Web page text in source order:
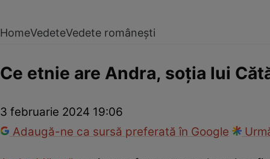
HomeVedeteVedete românești
Ce etnie are Andra, soția lui
3 februarie 2024 19:06
Adaugă-ne ca sursă preferată în Google